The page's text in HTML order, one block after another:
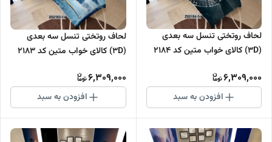
لحاف روتختی تنسل سه بعدی
(3D) کالای خواب متین کد 2184
6,309,000
افزودن به سبد
لحاف روتختی تنسل سه بعدی
(3D) کالای خواب متین کد 2183
6,309,000
افزودن به سبد